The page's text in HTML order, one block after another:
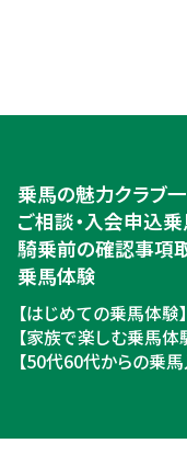
入会のご相談
ご相談・入会申
乗馬の魅力クラブ
ご相談・入会申込
騎乗前の確認事項
乗馬体験
【はじめての乗馬体験】
【家族で楽しむ乗馬体
【50代60代からの乗馬